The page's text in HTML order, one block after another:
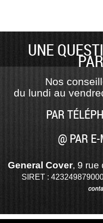
UNE
Nos
du lundi au
PAR
@ PAR
General Cover, 9 rue
SIRET :